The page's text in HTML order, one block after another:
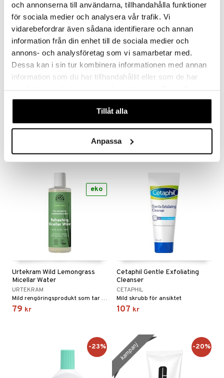
och annonserna till användarna, tillhandahålla funktioner
för sociala medier och analysera vår trafik. Vi
vidarebefordrar även sådana identifierare och annan
information från din enhet till de sociala medier och
annons- och analysföretag som vi samarbetar med.
Dessa kan i sin tur kombinera informationen med annan
information som du har tillhandahållit eller som de har
våra cookies vid fortsatt användande av vår webbplats.
Tillåt alla
Anpassa
Finns i flera varianter
Rengöringspads för ökad lyster och jämnare hudton från Rodial
339
ROSENSERIEN
Mild, skonsam peelingkräm med mycket små korn av mikroniserad pimpsten. Tar bort döda hudceller och ger huden en frisk och fräsch lyster.
269
Urtekram Wild Lemongrass
Micellar Water
URTEKRAM
Mild rengöringsprodukt som tar bort orenheter och makeup i ett enda svep.
79 kr
eko
Cetaphil Gentle Exfoliating
Cleanser
CETAPHIL
Mild skrubb för ansiktet
107 kr
-23% kampanj -20%